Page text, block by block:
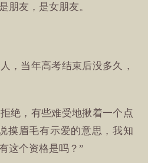
朋友，是女朋友。
，当年高考结束后没多久，
绝，有些难受地揪着一个点
摸眉毛有示爱的意思，我知
这个资格是吗？”